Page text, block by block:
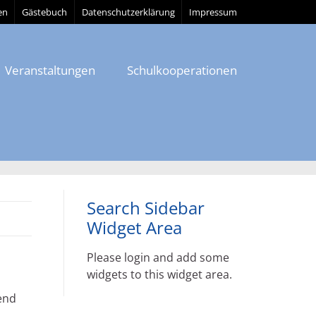
Gästebuch Datenschutzerklärung Impressum
Veranstaltungen Schulkooperationen
Search Sidebar
Widget Area
Please login and add some
widgets to this widget area.